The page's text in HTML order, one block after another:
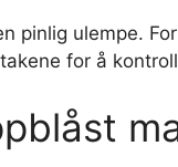
pinlig ulempe.
for å